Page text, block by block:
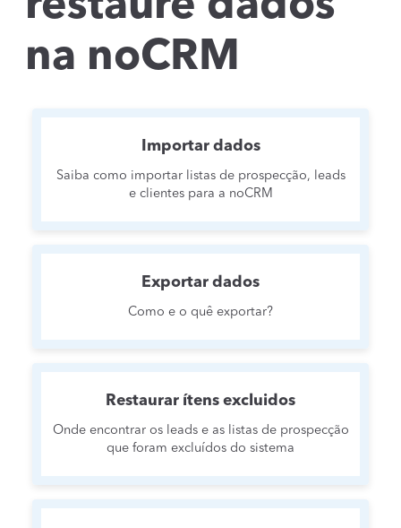
na noCRM
Importar dados
Saiba como importar listas de prospecção, leads
e clientes para a noCRM
Exportar dados
Como e o quê exportar?
Restaurar ítens excluidos
Onde encontrar os leads e as listas de prospecção
que foram excluídos do sistema